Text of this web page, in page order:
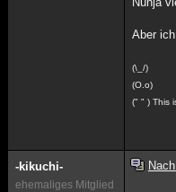
Aber
(\_/)
(O.o)
(" " ) This
-kikuchi-
ehemaliges Mitglied